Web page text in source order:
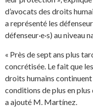
d’avocats des droits
a représenté les
défenseur·e·s) au niveau
« Près de sept ans plus
concrétisée. Le fait que
droits humains
conditions de plus en
a ajouté M. Martínez.